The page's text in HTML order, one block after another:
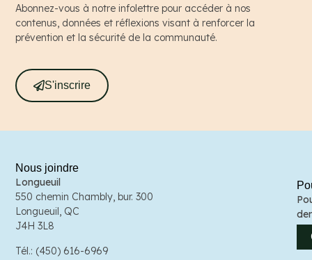
Abonnez-vous à notre infolettre pour accéder à nos
contenus, données et réflexions visant à renforcer la
prévention et la sécurité de la communauté.
S'inscrire
Nous joindre
Longueuil
550 chemin Chambly, bur. 300
Longueuil, QC
J4H 3L8
Tél.: (450) 616-6969
71